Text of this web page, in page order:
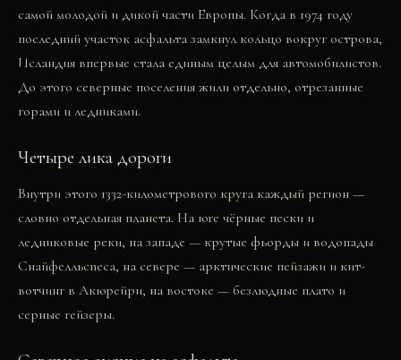
самой молодой и дикой части Европы. Когда в 1974 году
последний участок асфальта замкнул кольцо вокруг острова,
Исландия впервые стала единым целым для автомобилистов.
До этого северные поселения жили отдельно, отрезанные
горами и ледниками.
Четыре лика дороги
Внутри этого 1332-километрового круга каждый регион —
словно отдельная планета. На юге чёрные пески и
ледниковые реки, на западе — крутые фьорды и водопады
Снайфелльсnеса, на севере — арктические пейзажи и кит-
вотчинг в Акюрейри, на востоке — безлюдные плато и
серные гейзеры.